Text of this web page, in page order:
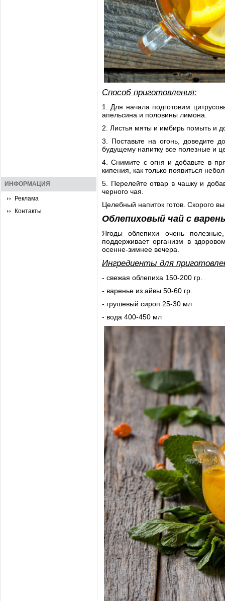
ИНФОРМАЦИЯ
Реклама
Контакты
Способ приготовления:
1. Для начала подготовим
апельсина и половины лимона.
2. Листья мяты и имбирь помыть и
3. Поставьте на огонь, доведите
будущему напитку все полезные и
4. Снимите с огня и добавьте в
кипения, как только появиться
5. Перелейте отвар в чашку и
черного чая.
Целебный напиток готов. Скорого
Облепиховый чай с
Ягоды облепихи очень
поддерживает организм в
осенне-зимнее вечера.
Ингредиенты для
- свежая облепиха 150-200 гр.
- варенье из айвы 50-60 гр.
- грушевый сироп 25-30 мл
- вода 400-450 мл